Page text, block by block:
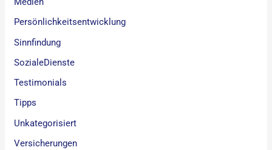
Persönlichkeitsentwicklung
Sinnfindung
SozialeDienste
Testimonials
Tipps
Unkategorisiert
Versicherungen